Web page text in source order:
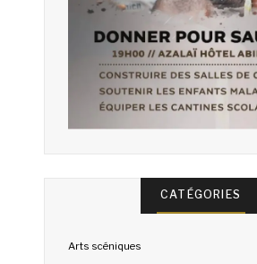
CATÉGORIES
Arts scéniques